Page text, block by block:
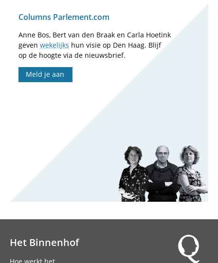
Columns Parlement.com
Anne Bos, Bert van den Braak en Carla Hoetink
geven wekelijks hun visie op Den Haag. Blijf
op de hoogte via de nieuwsbrief.
Meld je aan
Het Binnenhof